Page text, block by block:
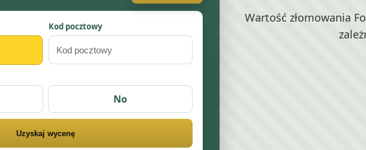
Kod pocztowy
No
Uzyskaj wycenę
Wartość złomowania